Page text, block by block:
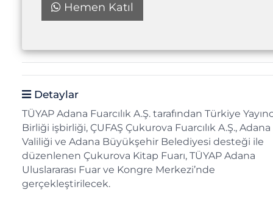
Hemen Katıl
Detaylar
TÜYAP Adana Fuarcılık A.Ş. tarafından Türkiye
Birliği işbirliği, ÇUFAŞ Çukurova Fuarcılık A.Ş., Adana
Valiliği ve Adana Büyükşehir Belediyesi desteği ile
düzenlenen Çukurova Kitap Fuarı, TÜYAP Adana
Uluslararası Fuar ve Kongre Merkezi’nde
gerçekleştirilecek.